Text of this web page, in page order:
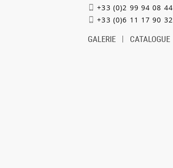
+33 (0)2 99 94 08 44
+33 (0)6 11 17 90 32
GALERIE CATALOGUE